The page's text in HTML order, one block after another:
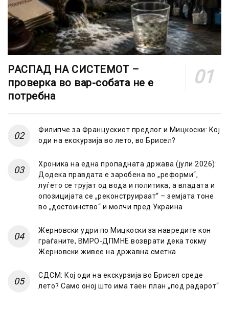
РАСПАД НА СИСТЕМОТ –
проверка во вар-собата не е
потребна
Филипче за Францускиот предлог и Мицкоски: Кој
оди на екскурзија во лето, во Брисел?
Хроника на една пропадната држава (јули 2026):
Додека правдата е заробена во „реформи“,
луѓето се трујат од вода и политика, а владата и
опозицијата се „реконструираат“ – земјата тоне
во „достоинство“ и молчи пред Украина
Жерновски удри по Мицкоски за навредите кон
граѓаните, ВМРО-ДПМНЕ возврати дека токму
Жерновски живее на државна сметка
СДСМ: Кој оди на екскурзија во Брисел среде
лето? Само оној што има таен план „под радарот“